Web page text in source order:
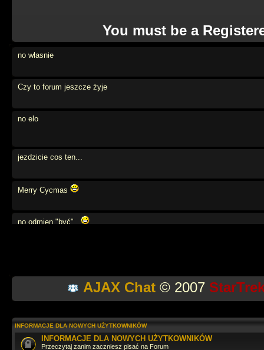
You must be a
no własnie
Czy to forum jeszcze żyje
no elo
jezdzicie cos ten...
Merry Cycmas
no odmien "być",,
moze powtórzymy angielski?
na na na na
AJAX Chat© 2007
INFORMACJE DLA NOWYCH UŻYTKOWNIKÓW
INFORMACJE DLA NOWYCH UŻYTKOWNIKÓW
Przeczytaj zanim zaczniesz pisać na Forum